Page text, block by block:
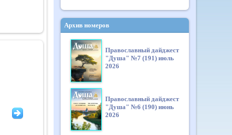
Архив номеров
Православный дайджест
"Душа" №7 (191) июль
2026
Православный дайджест
"Душа" №6 (190) июнь
2026